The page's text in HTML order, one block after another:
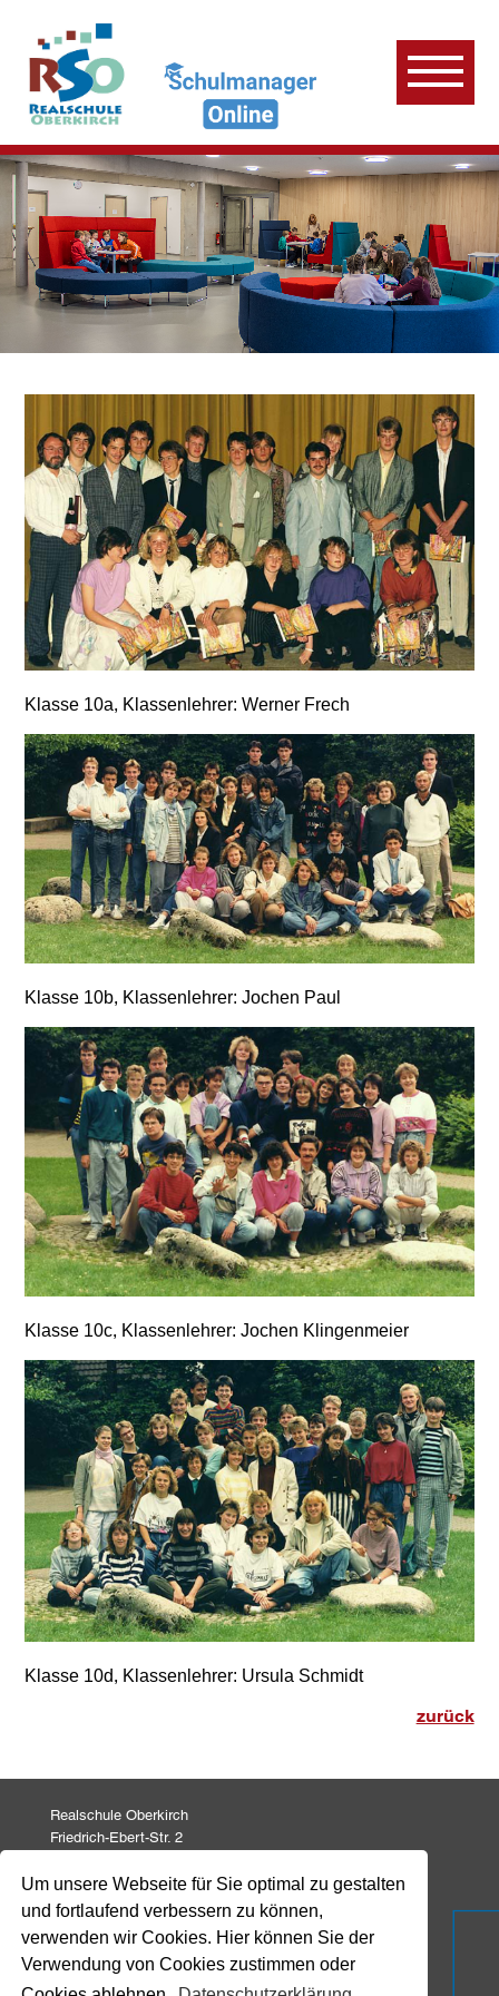
Um unsere Webseite für Sie optimal zu gestalten
und fortlaufend verbessern zu können,
verwenden wir Cookies. Hier können Sie der
Verwendung von Cookies zustimmen oder
Klasse 10a, Klassenlehrer: Werner Frech
Klasse 10b, Klassenlehrer: Jochen Paul
Klasse 10c, Klassenlehrer: Jochen Klingenmeier
Klasse 10d, Klassenlehrer: Ursula Schmidt
zurück
Realschule Oberkirch
Friedrich-Ebert-Str. 2
Tel: 07802 82 771
Fax: 07802 82 799
info@realschule-oberkirch.de